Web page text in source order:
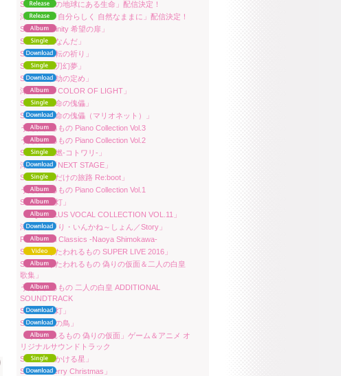
Suara「この地球にある生命」配信決定！
津田朱里「自分らしく 自然なままに」配信決定！
Suara「Infinity 希望の扉」
Suara「人なんだ」
Suara「流転の祈り」
Suara「戦刃幻夢」
Suara「永劫の定め」
津田朱里「COLOR OF LIGHT」
Suara「天命の傀儡」
Suara「天命の傀儡（マリオネット）」
うたわれるもの Piano Collection Vol.3
うたわれるもの Piano Collection Vol.2
Suara「理燃-コトワリ-」
津田朱里「NEXT STAGE」
Suara「君だけの旅路 Re:boot」
うたわれるもの Piano Collection Vol.1
Suara「星灯」
「AQUAPLUS VOCAL COLLECTION VOL.11」
津田朱里「り・いんかね～しょん／Story」
Pure3 Feel Classics -Naoya Shimokawa-
Suara「うたわれるもの SUPER LIVE 2016」
Suara「うたわれるもの 偽りの仮面＆二人の白皇
歌集」
うたわれるもの 二人の白皇 ADDITIONAL
SOUNDTRACK
Suara「星灯」
Suara「焔の鳥」
「うたわれるもの 偽りの仮面」ゲーム＆アニメ オ
リジナルサウンドトラック
Suara「天かける星」
Suara「Merry Christmas」